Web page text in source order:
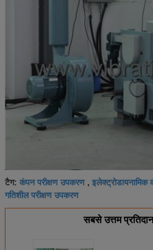
टैग: कंपन परीक्षण उपकरण ,
गतिशील परीक्षण उपकरण
सबसे उत्तम